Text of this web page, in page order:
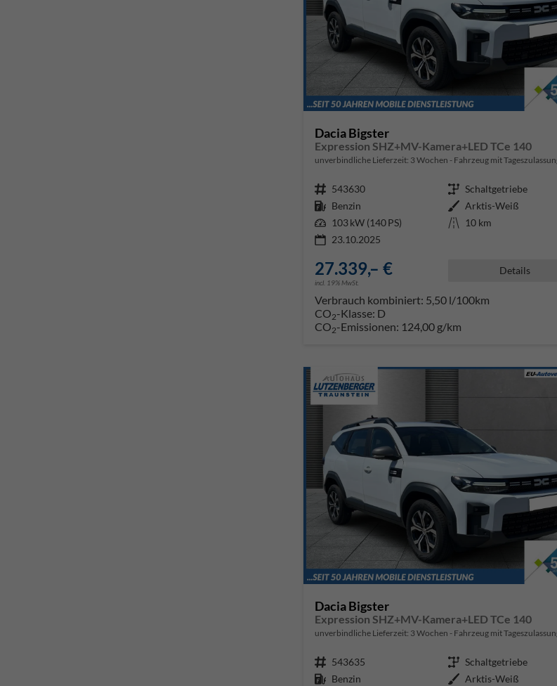
Dacia Bigster
Expression SHZ+MV-Kamera+LED TCe 140
unverbindliche Lieferzeit: 3 Wochen Fahrzeug mit
Fahrzeugnr. 543630 Getriebe Schaltgetriebe
Kraftstoff Benzin Außenfarbe Arktis-Weiß
Leistung 103 kW (140 PS) Kilometerstand 10 km
23.10.2025
27.339,– €
incl. 19% MwSt.
Details
Verbrauch kombiniert: 5,50 l/100km
CO2-Klasse: D
CO2-Emissionen: 124,00 g/km
Dacia Bigster
Expression SHZ+MV-Kamera+LED TCe 140
unverbindliche Lieferzeit: 3 Wochen Fahrzeug mit
Fahrzeugnr. 543635 Getriebe Schaltgetriebe
Kraftstoff Benzin Außenfarbe Arktis-Weiß